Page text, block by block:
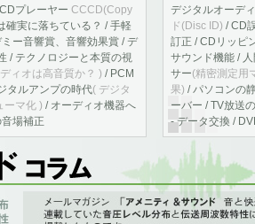
プレーヤー CCCD(Copy
確実に落ちている？ / 手軽
ー音響賞、音響効果賞 / デ
/ テクノロジーと本質の視
ィオは高音質か？ ) / PCM
タルアンプの時代( デジタ
ーマ化 ) / オーディオ機器へ
場補正
デジタルオーデ
ド(Disc ID) / CD
訂正 / CDリッピ
サウンド機能 /
サー(精密測定用
果) / パソコンの
ーバー / TV放送
- データ交換 /
布、伝送周波数特性
音と快適の空間へ」のvol.1～10に連載していた
コラムのページに編集して掲載しました。